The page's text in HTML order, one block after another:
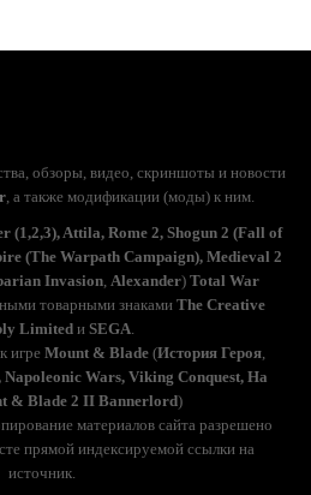
обзоры, видео, скриншоты и новости
, а также модификации (моды) к ним.
(1,2,3), Attila, Rome 2, Shogun 2 (Fall of
(The Warpath Campaign), Medieval 2
Invasion, Alexander)Total War
товарными знаками The Creative
Limitedи SEGA.
игре Mount & Blade(История Героя,
Napoleonic Wars, Viking Conquest, На
& Blade 2 II Bannerlord)
материалов сайта разрешено
прямой индексируемой ссылки на
источник.